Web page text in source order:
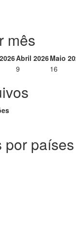
mês
Abril 2026Maio
9 16
por países